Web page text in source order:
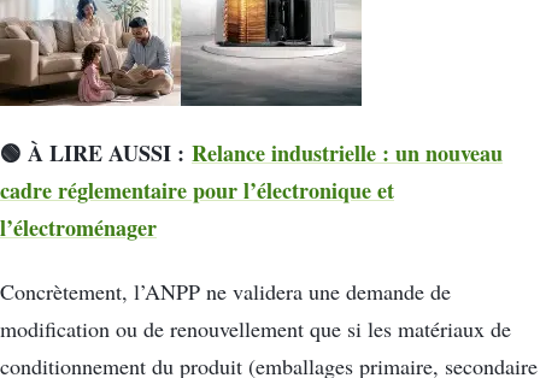
🟢 À LIRE AUSSI : Relance industrielle : un nouveau
cadre réglementaire pour l’électronique et
l’électroménager
Concrètement, l’ANPP ne validera une demande de
modification ou de renouvellement que si les matériaux de
conditionnement du produit (emballages primaire, secondaire